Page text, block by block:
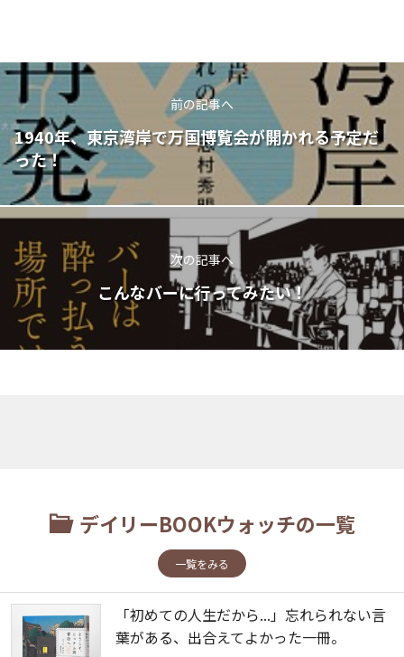
前の記事へ
1940年、東京湾岸で万国博覧会が開かれる予定だ
った！
次の記事へ
こんなバーに行ってみたい！
デイリーBOOKウォッチの一覧
一覧をみる
「初めての人生だから...」忘れられない言
葉がある、出合えてよかった一冊。